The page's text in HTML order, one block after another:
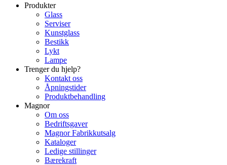
Produkter
Glass
Serviser
Kunstglass
Bestikk
Lykt
Lampe
Trenger du hjelp?
Kontakt oss
Åpningstider
Produktbehandling
Magnor
Om oss
Bedriftsgaver
Magnor Fabrikkutsalg
Kataloger
Ledige stillinger
Bærekraft